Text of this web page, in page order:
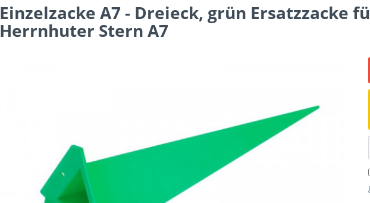
Einzelzacke A7 - Dreieck, grün Ersatzzacke
Herrnhuter Stern A7